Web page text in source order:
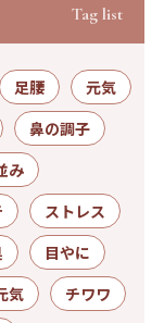
Tag list
足腰
元気
鼻の調子
み
ストレス
目やに
気
チワワ